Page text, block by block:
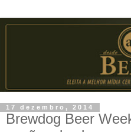
17 dezembro, 2014
Brewdog Beer